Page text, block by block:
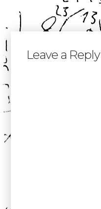
Leave a Reply